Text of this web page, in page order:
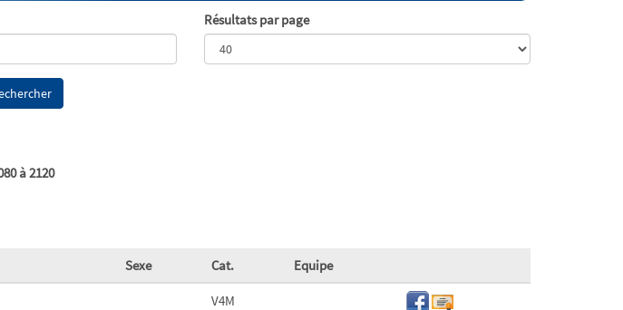
Résultats par page
à 2120
Sexe Cat. Equipe
V4M